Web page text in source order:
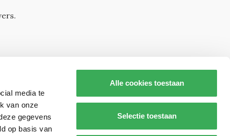
media te
van onze
gegevens
op basis van
Alle cookies toestaan
Selectie toestaan